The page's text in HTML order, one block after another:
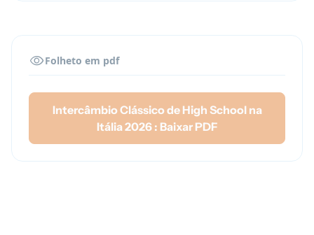
Folheto em pdf
Intercâmbio Clássico de High School na
Itália 2026 : Baixar PDF